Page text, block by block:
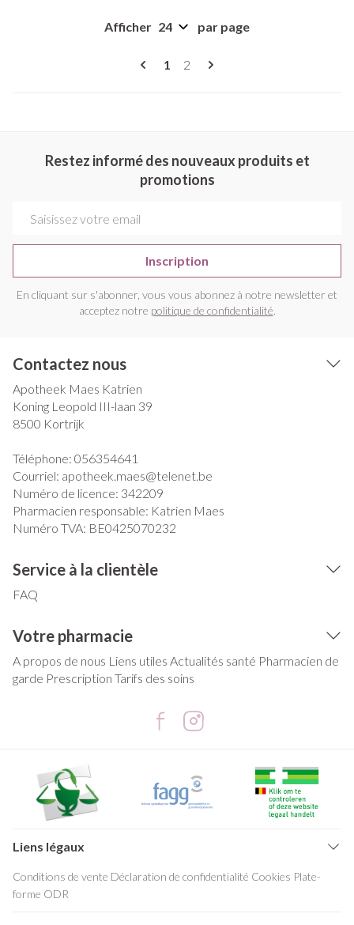
Pages
Vous lisez actuellement la page
1 Page
2
Afficher par page
Restez informé des nouveaux produits et
promotions
Inscription
En cliquant sur s'abonner, vous vous abonnez à notre newsletter et
acceptez notre politique de confidentialité.
Contactez nous
Apotheek Maes Katrien
Koning Leopold III-laan 39
8500 Kortrijk
Téléphone: 056354641
Courriel: apotheek.maes@telenet.be
Numéro de licence: 342209
Pharmacien responsable: Katrien Maes
Numéro TVA: BE0425070232
Service à la clientèle
FAQ
Votre pharmacie
A propos de nous Liens utiles Actualités santé Pharmacien de
garde Prescription Tarifs des soins
Liens légaux
Conditions de vente Déclaration de confidentialité Cookies Plate-
forme ODR